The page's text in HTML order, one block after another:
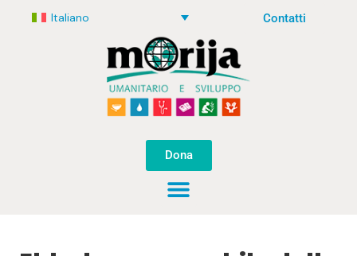
Contatti
Italiano
Dona